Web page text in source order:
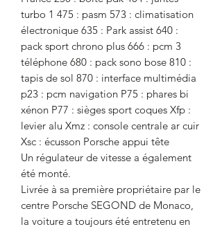
turbo 1 475 : pasm 573 : climatisation
électronique 635 : Park assist 640 :
pack sport chrono plus 666 : pcm 3
téléphone 680 : pack sono bose 810 :
tapis de sol 870 : interface multimédia
p23 : pcm navigation P75 : phares bi
xénon P77 : sièges sport coques Xfp :
levier alu Xmz : console centrale ar cuir
Xsc : écusson Porsche appui tête
Un régulateur de vitesse a également
été monté.
Livrée à sa première propriétaire par le
centre Porsche SEGOND de Monaco,
la voiture a toujours été entretenu en